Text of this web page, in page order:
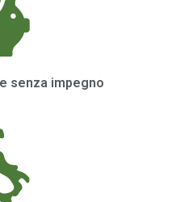
senza impegno